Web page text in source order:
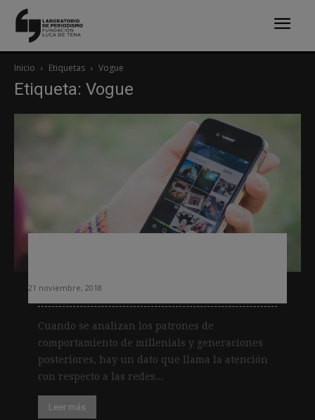
Inicio Etiquetas Vogue
Etiqueta: Vogue
21 noviembre, 2018
Cuando se analizan los patrones de
comportamiento de millenials y generaciones
posteriores, hay un dato que llama la atención
con respecto a las redes...
Leer más